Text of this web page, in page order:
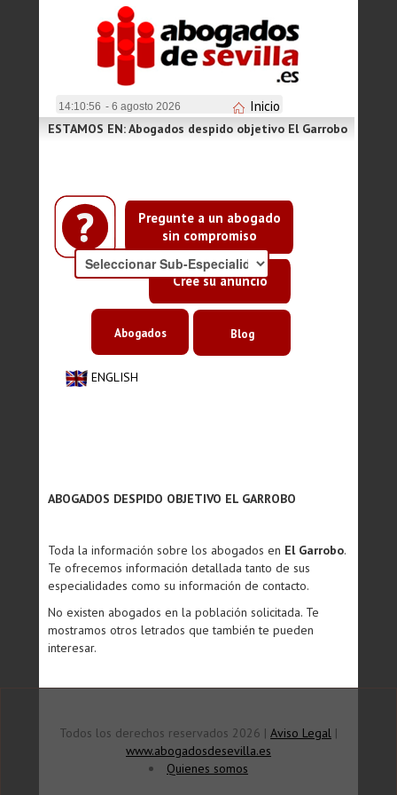
14:10:56 - 6 agosto 2026 Inicio
Pregunte a un abogado
sin compromiso
Cree su anuncio
ESTAMOS EN: Abogados despido objetivo El Garrobo
ENGLISH
Abogados Blog
ABOGADOS DESPIDO OBJETIVO EL GARROBO
Toda la información sobre los abogados en El Garrobo.
Te ofrecemos información detallada tanto de sus
especialidades como su información de contacto.
No existen abogados en la población solicitada. Te
mostramos otros letrados que también te pueden
interesar.
Todos los derechos reservados 2026 | Aviso Legal |
www.abogadosdesevilla.es
Quienes somos